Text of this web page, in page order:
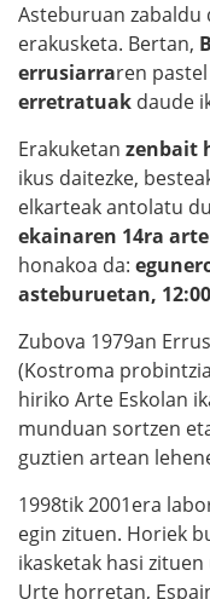
Asteburuan zabaldu
erakusketa. Bertan,
errusiarraren
erretratuak daude
Erakuketan zenbait
ikus daitezke,
elkarteak antolatu
ekainaren 14ra
honakoa da:
asteburuetan,
Zubova 1979an
(Kostroma
hiriko Arte Eskolan
munduan sortzen
guztien artean
1998tik 2001era
egin zituen. Horiek
ikasketak hasi
Urte horretan,